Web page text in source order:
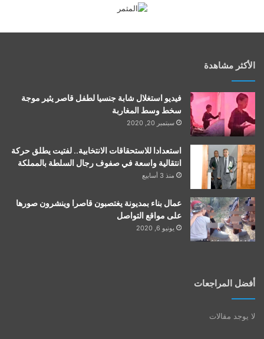
الأكثر مشاهدة
فيديو استغلال شابة جنسيا لطفل قاصر يثير موجة
سخط وسط المغاربة
سبتمبر 20, 2020
استعدادا للاستحقاقات الانتخابية.. لفتيت يطلق حركة
انتقالية واسعة في صفوف رجال السلطة بالمملكة
منذ 3 أسابيع
عمال بناء بمديونة يغتصبون قاصرا وينشرون صورها
على مواقع التواصل
يونيو 6, 2020
أفضل المراجعات
لا يوجد مقالات